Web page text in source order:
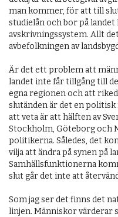
man kommer, för att till
studielån och bor på
avskrivningssystem. Allt
avbefolkningen av
Är det ett problem att
landet inte får tillgång till
egna regionen och att
slutänden är det en politisk
att veta är att hälften av
Stockholm, Göteborg och
politikerna. Således, det
vilja att ändra på synen på
Samhällsfunktionerna
slut går det inte att
Som jag ser det finns det
linjen. Människor värderar